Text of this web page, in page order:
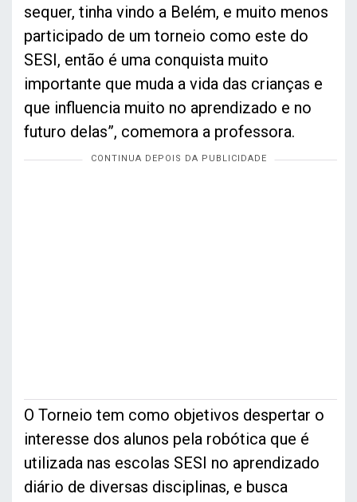
sequer, tinha vindo a Belém, e muito menos
participado de um torneio como este do
SESI, então é uma conquista muito
importante que muda a vida das crianças e
que influencia muito no aprendizado e no
futuro delas”, comemora a professora.
O Torneio tem como objetivos despertar o
interesse dos alunos pela robótica que é
utilizada nas escolas SESI no aprendizado
diário de diversas disciplinas, e busca